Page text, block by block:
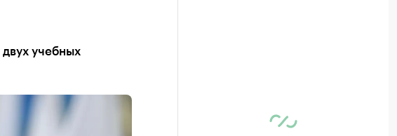
учебных